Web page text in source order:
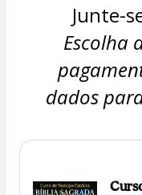
Junte-
Escolha
dados